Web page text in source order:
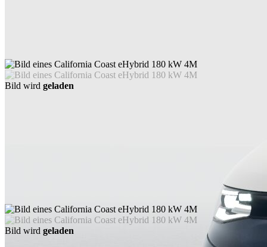
Bild wird geladen
Bild wird geladen